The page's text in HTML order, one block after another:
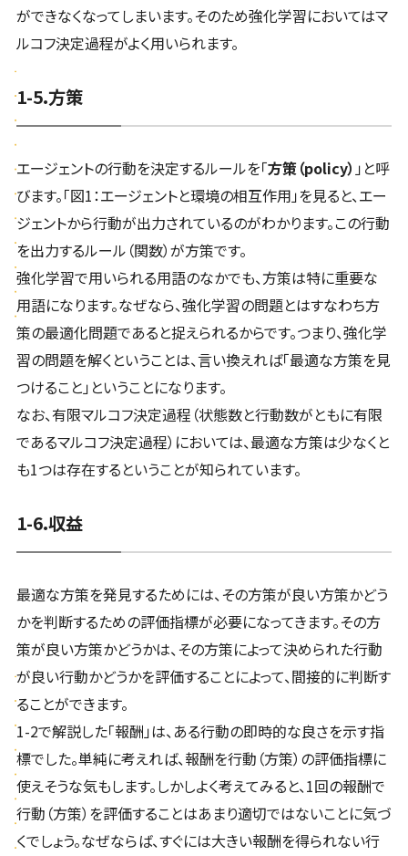
ができなくなってしまいます。そのため強化学習においてはマ
ルコフ決定過程がよく用いられます。
1-5.方策
エージェントの行動を決定するルールを「方策（policy） 」と呼
びます。「図1：エージェントと環境の相互作用」を見ると、エー
ジェントから行動が出力されているのがわかります。この行動
を出力するルール（関数）が方策です。
強化学習で用いられる用語のなかでも、方策は特に重要な
用語になります。なぜなら、強化学習の問題とはすなわち方
策の最適化問題であると捉えられるからです。つまり、強化学
習の問題を解くということは、言い換えれば「最適な方策を見
つけること」ということになります。
なお、有限マルコフ決定過程（状態数と行動数がともに有限
であるマルコフ決定過程）においては、最適な方策は少なくと
も1つは存在するということが知られています。
1-6.収益
最適な方策を発見するためには、その方策が良い方策かどう
かを判断するための評価指標が必要になってきます。その方
策が良い方策かどうかは、その方策によって決められた行動
が良い行動かどうかを評価することによって、間接的に判断す
ることができます。
1-2で解説した「報酬」は、ある行動の即時的な良さを示す指
標でした。単純に考えれば、報酬を行動（方策）の評価指標に
使えそうな気もします。しかしよく考えてみると、1回の報酬で
行動（方策）を評価することはあまり適切ではないことに気づ
くでしょう。なぜならば、すぐには大きい報酬を得られない行